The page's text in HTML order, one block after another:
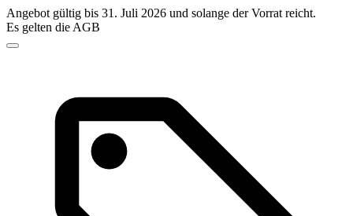
Angebot gültig bis 31. Juli 2026 und solange der Vorrat reicht.
Es gelten die AGB